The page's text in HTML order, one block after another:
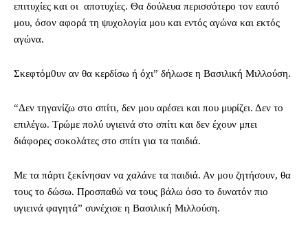
επιτυχίες και οι αποτυχίες. Θα δούλευα περισσότερο τον εαυτό
μου, όσον αφορά τη ψυχολογία μου και εντός αγώνα και εκτός
αγώνα.
Σκεφτόμ0υν αν θα κερδίσω ή όχι” δήλωσε η Βασιλική Μιλλούση.
“Δεν τηγανίζω στο σπίτι, δεν μου αρέσει και που μυρίζει. Δεν το
επιλέγω. Τρώμε πολύ υγιεινά στο σπίτι και δεν έχουν μπει
διάφορες σοκολάτες στο σπίτι για τα παιδιά.
Με τα πάρτι ξεκίνησαν να χαλάνε τα παιδιά. Αν μου ζητήσουν, θα
τους το δώσω. Προσπαθώ να τους βάλω όσο το δυνατόν πιο
υγιεινά φαγητά” συνέχισε η Βασιλική Μιλλούση.